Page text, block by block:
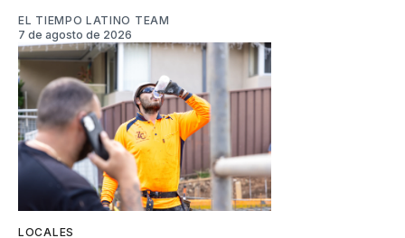
EL TIEMPO LATINO TEAM
7 de agosto de 2026
LOCALES